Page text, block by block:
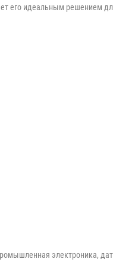
его идеальным решением
электроника,